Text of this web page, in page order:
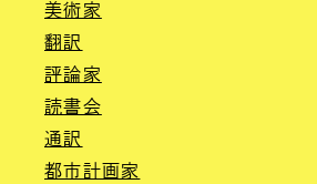
美術家
翻訳
評論家
読書会
通訳
都市計画家